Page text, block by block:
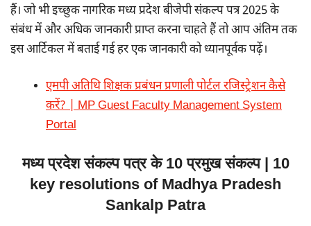
हैं। जो भी इच्छुक नागरिक मध्य प्रदेश बीजेपी संकल्प पत्र 2025 के
संबंध में और अधिक जानकारी प्राप्त करना चाहते हैं तो आप अंतिम तक
इस आर्टिकल में बताई गई हर एक जानकारी को ध्यानपूर्वक पढ़ें।
एमपी अतिथि शिक्षक प्रबंधन प्रणाली पोर्टल रजिस्ट्रेशन कैसे
करें? | MP Guest Faculty Management System
Portal
मध्य प्रदेश संकल्प पत्र के 10 प्रमुख संकल्प | 10
key resolutions of Madhya Pradesh
Sankalp Patra